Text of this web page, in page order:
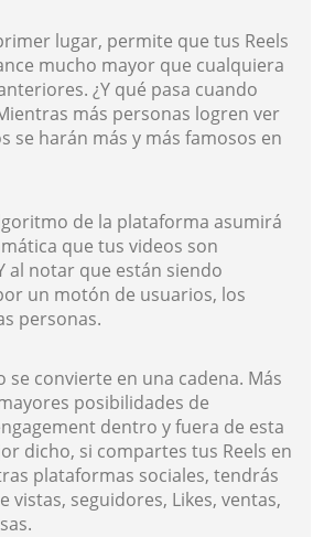
lugar, permite que tus Reels
mucho mayor que cualquiera
¿Y qué pasa cuando
más personas logren ver
se harán más y más famosos en
de la plataforma asumirá
que tus videos son
al notar que están siendo
un motón de usuarios, los
personas.
se convierte en una cadena. Más
posibilidades de
dentro y fuera de esta
dicho, si compartes tus Reels en
plataformas sociales, tendrás
vistas, seguidores, Likes, ventas,